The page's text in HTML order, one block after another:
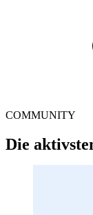
COMMUNITY
Die